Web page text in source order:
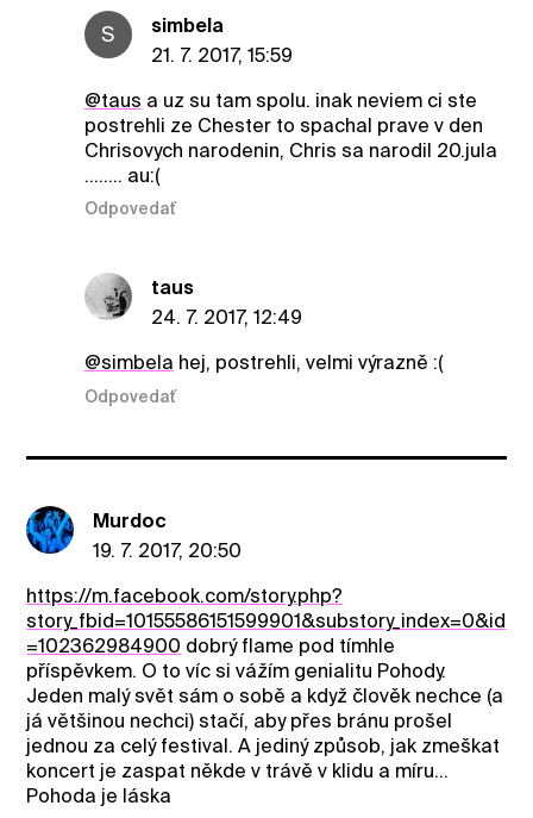
S
simbela
21. 7. 2017, 15:59
@taus a uz su tam spolu. inak neviem ci ste
postrehli ze Chester to spachal prave v den
Chrisovych narodenin, Chris sa narodil 20.jula
........ au:(
Odpovedať
taus
24. 7. 2017, 12:49
@simbela hej, postrehli, velmi výrazně :(
Odpovedať
Murdoc
19. 7. 2017, 20:50
https://m.facebook.com/story.php?
story_fbid=10155586151599901&substory_index=0&id
=102362984900 dobrý flame pod tímhle
příspěvkem. O to víc si vážím genialitu Pohody.
Jeden malý svět sám o sobě a když člověk nechce (a
já většinou nechci) stačí, aby přes bránu prošel
jednou za celý festival. A jediný způsob, jak zmeškat
koncert je zaspat někde v trávě v klidu a míru...
Pohoda je láska